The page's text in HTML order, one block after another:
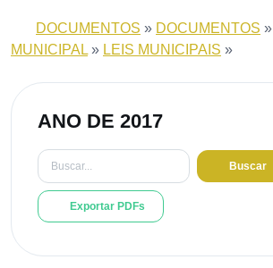
DOCUMENTOS » DOCUMENTOS »
MUNICIPAL » LEIS MUNICIPAIS »
ANO DE 2017
Buscar
Exportar PDFs